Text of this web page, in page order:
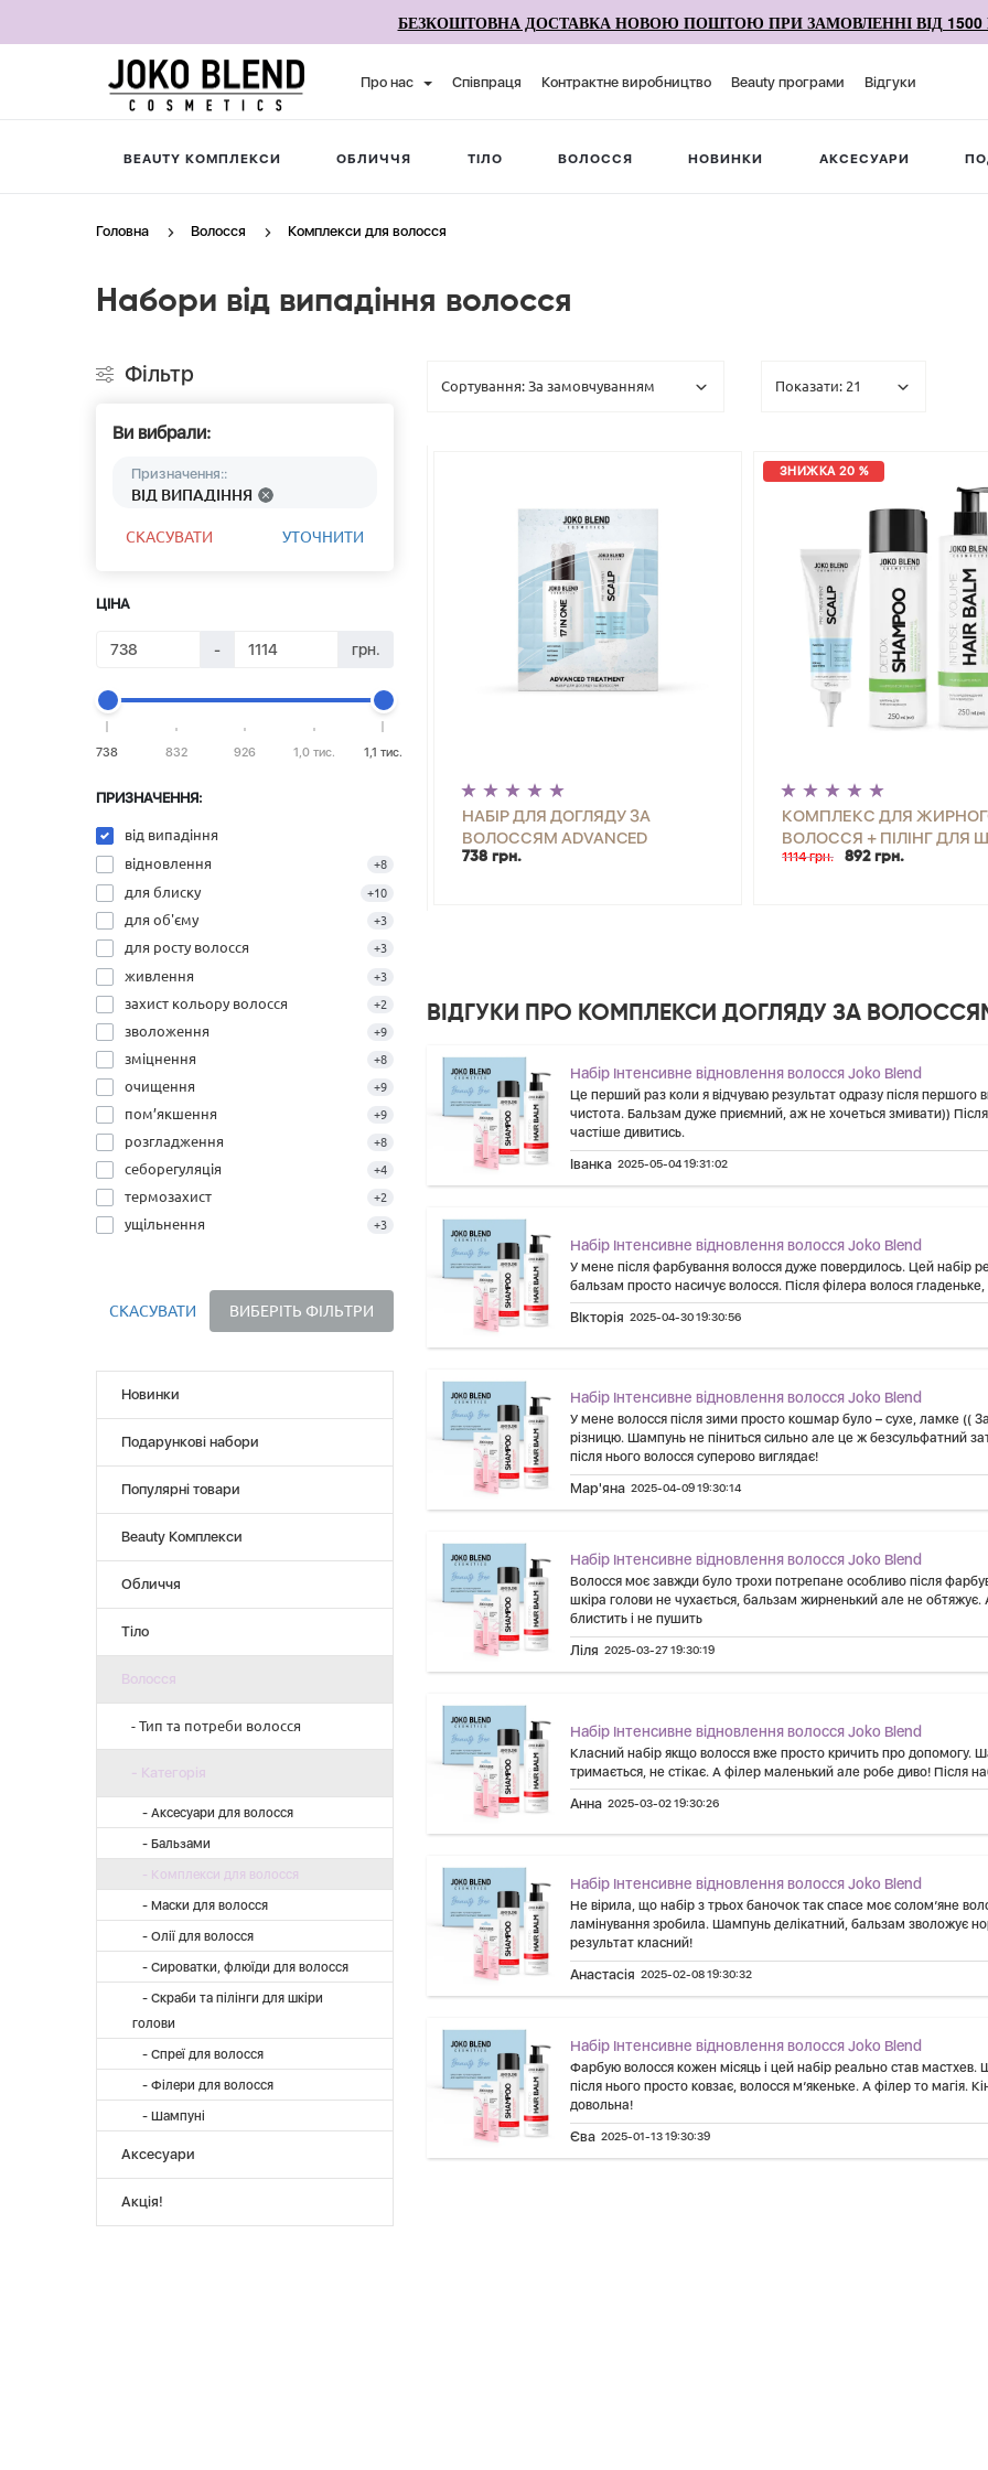
БЕЗКОШТОВНА ДОСТАВКА НОВОЮ ПОШТОЮ ПРИ ЗАМОВЛЕННІ ВІД 1500
Про нас Співпраця Контрактне виробництво Beauty програми Відгуки
BEAUTY КОМПЛЕКСИ ОБЛИЧЧЯ ТІЛО ВОЛОССЯ НОВИНКИ АКСЕСУАРИ
Головна Волосся Комплекси для волосся
Набори від випадіння волосся
Фільтр
Ви вибрали:
Призначення::
ВІД ВИПАДІННЯ
СКАСУВАТИ УТОЧНИТИ
ЦІНА
- грн.
738 832 926 1,0 тис. 1,1 тис.
ПРИЗНАЧЕННЯ:
від випадіння
відновлення
+8
для блиску +10
для об'єму +3
для росту волосся +3
живлення +3
захист кольору волосся +2
зволоження +9
зміцнення +8
очищення +9
пом’якшення +9
розгладження +8
себорегуляція +4
термозахист +2
ущільнення +3
СКАСУВАТИ ВИБЕРІТЬ ФІЛЬТРИ
Новинки
Подарункові набори
Популярні товари
Beauty Комплекси
Обличчя
Тіло
Волосся
- Тип та потреби волосся
- Живлення та відновлення
- Жирне
- Зволоження
- Комбіноване
- Ріст та укріплення
- Сухе
- Фарбоване
- Категорія
- Аксесуари для волосся
- Бальзами
- Комплекси для волосся
- Маски для волосся
- Олії для волосся
- Сироватки, флюїди для волосся
- Скраби та пілінги для шкіри
голови
- Спреї для волосся
- Філери для волосся
- Шампуні
Аксесуари
Акція!
НАБІР ДЛЯ ДОГЛЯДУ ЗА
ВОЛОССЯМ ADVANCED
TREATMENT JOKO BLEND
738 грн.
-
ЗНИЖКА 20 %
КОМПЛЕКС ДЛЯ
ВОЛОССЯ + ПІЛІНГ ДЛЯ
ГОЛОВИ SCALP PEELING
1114 грн. 892 грн.
- +
ВІДГУКИ ПРО КОМПЛЕКСИ ДОГЛЯДУ ЗА
Набір Інтенсивне відновлення волосся Joko Blend
Це перший раз коли я відчуваю результат одразу після першого
чистота. Бальзам дуже приємний, аж не хочеться змивати))
частіше дивитись.
Іванка 2025-05-04 19:31:02
Набір Інтенсивне відновлення волосся Joko Blend
У мене після фарбування волосся дуже повердилось. Цей набір
бальзам просто насичує волосся. Після філера волося
ВІкторія 2025-04-30 19:30:56
Набір Інтенсивне відновлення волосся Joko Blend
У мене волосся після зими просто кошмар було – сухе, ламке ((
різницю. Шампунь не піниться сильно але це ж безсульфатний
після нього волосся суперово виглядає!
Мар'яна 2025-04-09 19:30:14
Набір Інтенсивне відновлення волосся Joko Blend
Волосся моє завжди було трохи потрепане особливо після
шкіра голови не чухається, бальзам жирненький але не
блистить і не пушить
Ліля 2025-03-27 19:30:19
Набір Інтенсивне відновлення волосся Joko Blend
Класний набір якщо волосся вже просто кричить про допомогу.
тримається, не стікає. А філер маленький але робе диво! Після
Анна 2025-03-02 19:30:26
Набір Інтенсивне відновлення волосся Joko Blend
Не вірила, що набір з трьох баночок так спасе моє солом’яне
ламінування зробила. Шампунь делікатний, бальзам зволожує
результат класний!
Анастасія 2025-02-08 19:30:32
Набір Інтенсивне відновлення волосся Joko Blend
Фарбую волосся кожен місяць і цей набір реально став
після нього просто ковзає, волосся м’якеньке. А філер то магія.
довольна!
Єва 2025-01-13 19:30:39